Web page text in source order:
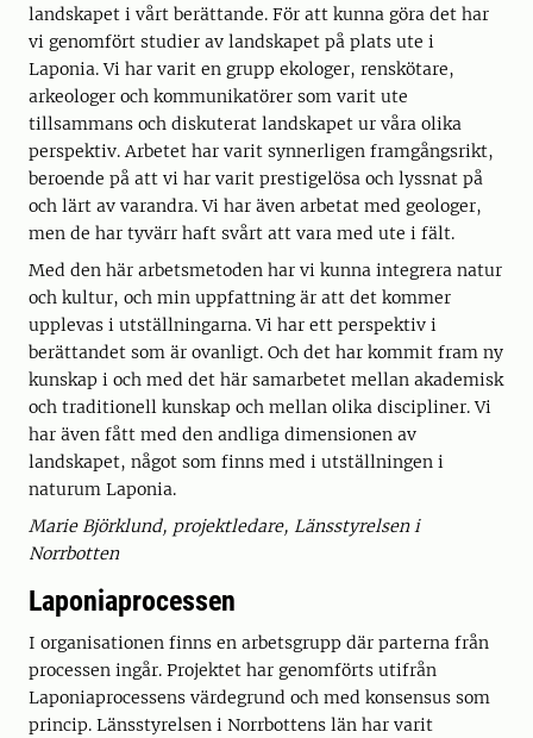
landskapet i vårt berättande. För att kunna göra det har
vi genomfört studier av landskapet på plats ute i
Laponia. Vi har varit en grupp ekologer, renskötare,
arkeologer och kommunikatörer som varit ute
tillsammans och diskuterat landskapet ur våra olika
perspektiv. Arbetet har varit synnerligen framgångsrikt,
beroende på att vi har varit prestigelösa och lyssnat på
och lärt av varandra. Vi har även arbetat med geologer,
men de har tyvärr haft svårt att vara med ute i fält.
Med den här arbetsmetoden har vi kunna integrera natur
och kultur, och min uppfattning är att det kommer
upplevas i utställningarna. Vi har ett perspektiv i
berättandet som är ovanligt. Och det har kommit fram ny
kunskap i och med det här samarbetet mellan akademisk
och traditionell kunskap och mellan olika discipliner. Vi
har även fått med den andliga dimensionen av
landskapet, något som finns med i utställningen i
naturum Laponia.
Marie Björklund, projektledare, Länsstyrelsen i
Norrbotten
Laponiaprocessen
I organisationen finns en arbetsgrupp där parterna från
processen ingår. Projektet har genomförts utifrån
Laponiaprocessens värdegrund och med konsensus som
princip. Länsstyrelsen i Norrbottens län har varit